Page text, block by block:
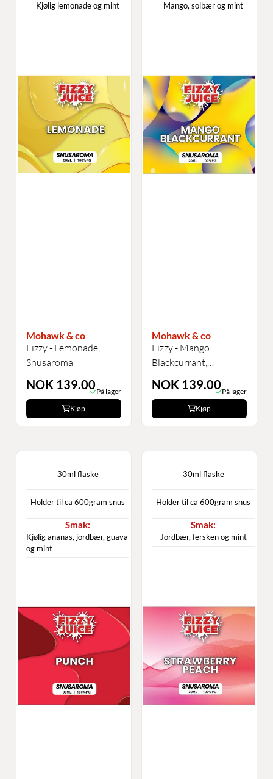
Mohawk & co
Fizzy - Lemonade,
Snusaroma
NOK 139.00 På lager
Kjøp
Kjølig lemonade og mint
Mohawk & co
Fizzy - Mango
Blackcurrant,
Snusaroma
NOK 139.00 På lager
Kjøp
Mango, solbær og mint
30ml flaske
Holder til ca 600gram snus
Kjølig ananas, jordbær, guava
og mint
30ml flaske
Holder til ca 600gram snus
Jordbær, fersken og mint